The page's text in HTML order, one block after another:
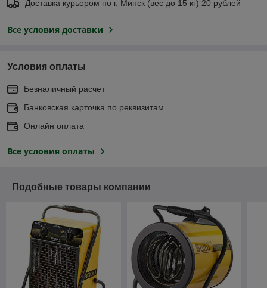
Доставка курьером по г. Минск (вес до 15 кг) 20 рублей
Все условия доставки
Условия оплаты
Безналичный расчет
Банковская карточка по реквизитам
Онлайн оплата
Все условия оплаты
Подобные товары компании